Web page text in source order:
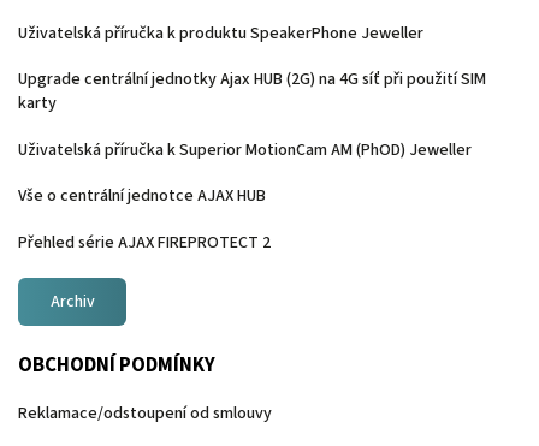
Uživatelská příručka k produktu SpeakerPhone Jeweller
Upgrade centrální jednotky Ajax HUB (2G) na 4G síť při použití SIM
karty
Uživatelská příručka k Superior MotionCam AM (PhOD) Jeweller
Vše o centrální jednotce AJAX HUB
Přehled série AJAX FIREPROTECT 2
Archiv
OBCHODNÍ PODMÍNKY
Reklamace/odstoupení od smlouvy